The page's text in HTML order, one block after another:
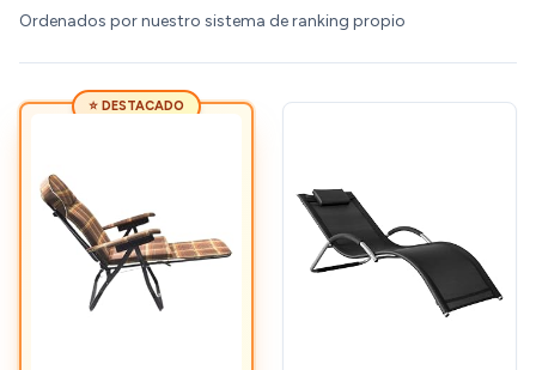
Ordenados por nuestro sistema de ranking propio
⭐ DESTACADO